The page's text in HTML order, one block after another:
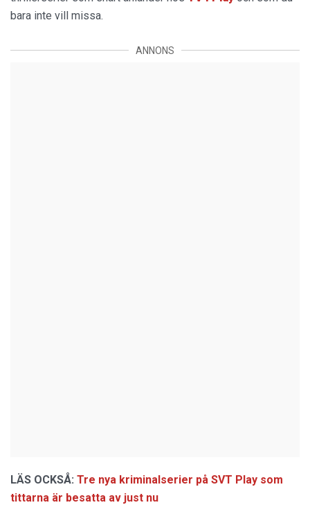
bara inte vill missa.
ANNONS
LÄS OCKSÅ: Tre nya kriminalserier på SVT Play som
tittarna är besatta av just nu